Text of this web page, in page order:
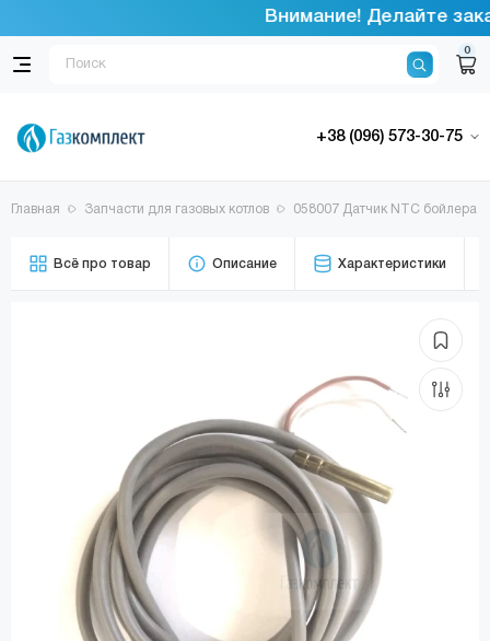
Внимание! Делайте
0
+38 (096) 573-30-75
Главная Запчасти для газовых котлов 058007 Датчик NTC бойлера
Всё про товар Описание Характеристики